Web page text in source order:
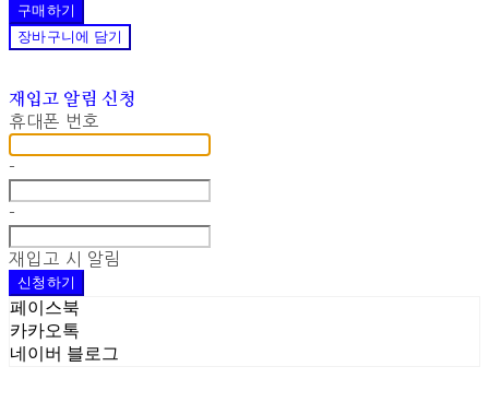
구매하기
장바구니에 담기
재입고 알림 신청
휴대폰 번호
-
-
재입고 시 알림
신청하기
페이스북
카카오톡
네이버 블로그